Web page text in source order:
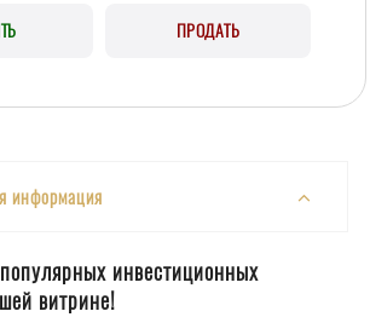
ПРОДАТЬ
информация
инвестиционных
витрине!